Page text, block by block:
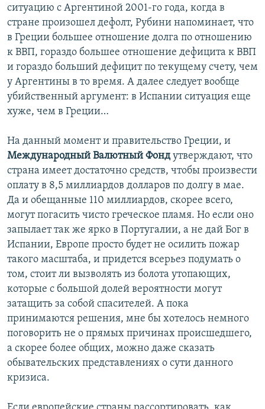
ситуацию с Аргентиной 2001-го года, когда в
стране произошел дефолт, Рубини напоминает, что
в Греции большее отношение долга по отношению
к ВВП, гораздо большее отношение дефицита к ВВП
и гораздо больший дефицит по текущему счету, чем
у Аргентины в то время. А далее следует вообще
убийственный аргумент: в Испании ситуация еще
хуже, чем в Греции…
На данный момент и правительство Греции, и
Международный Валютный Фондутверждают, что
страна имеет достаточно средств, чтобы произвести
оплату в 8,5 миллиардов долларов по долгу в мае.
Да и обещанные 110 миллиардов, скорее всего,
могут погасить чисто греческое пламя. Но если оно
запылает так же ярко в Португалии, а не дай Бог в
Испании, Европе просто будет не осилить пожар
такого масштаба, и придется всерьез подумать о
том, стоит ли вызволять из болота утопающих,
которые с большой долей вероятности могут
затащить за собой спасителей. А пока
принимаются решения, мне бы хотелось немного
поговорить не о прямых причинах происшедшего,
а скорее более общих, можно даже сказать
обывательских представлениях о сути данного
кризиса.